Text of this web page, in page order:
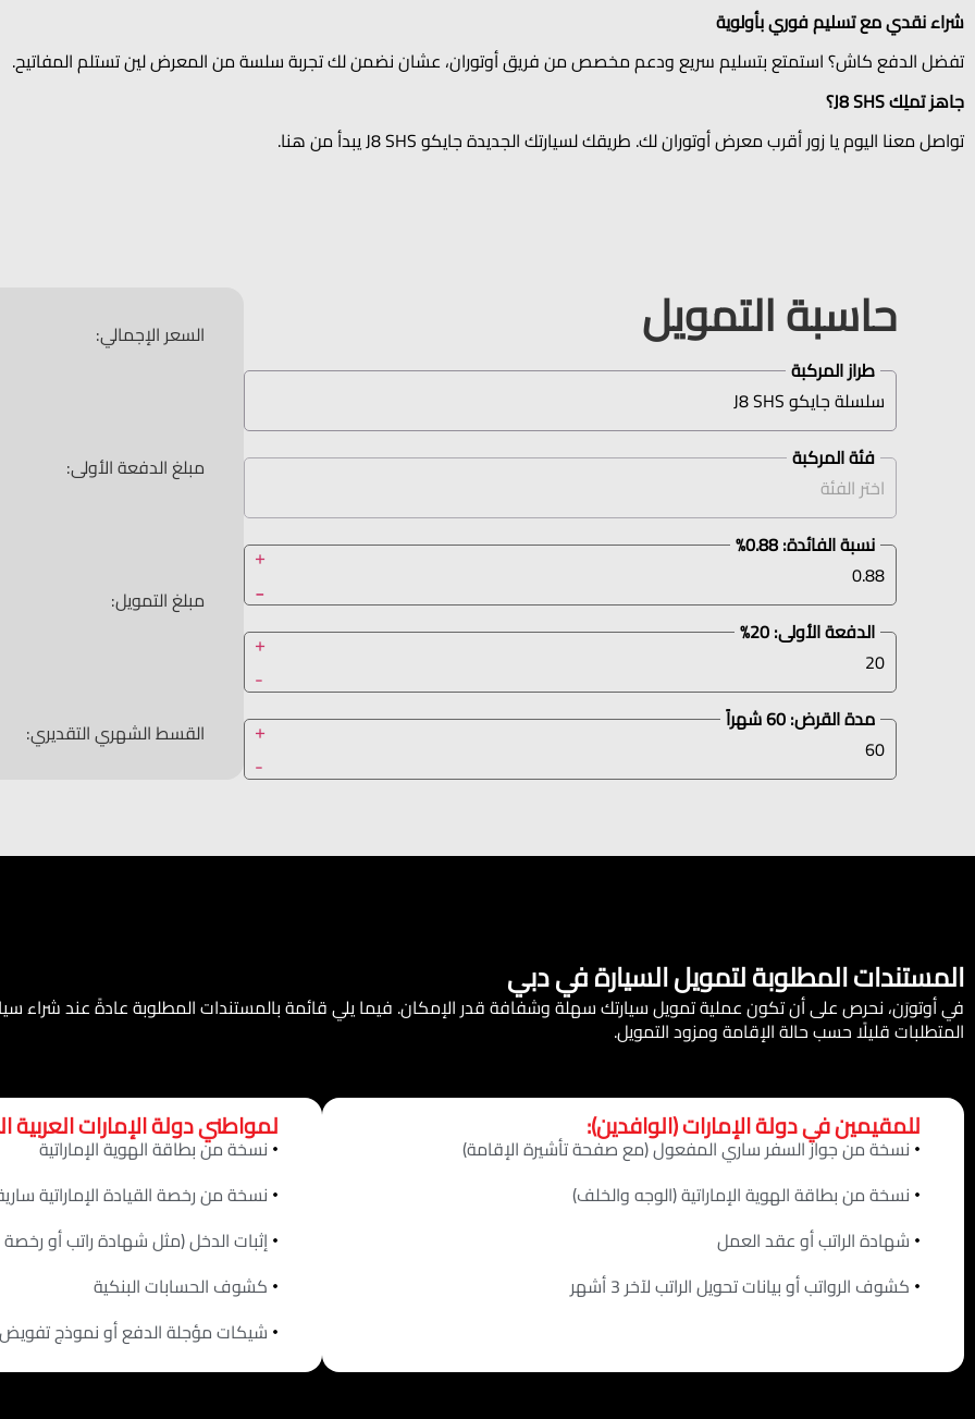
شراء نقدي مع تسليم فوري بأولوية
تفضل الدفع كاش؟ استمتع بتسليم سريع ودعم مخصص من فريق أوتوران، عشان نضمن لك تجربة سلسة من المعرض لين تستلم المفاتيح.
جاهز تملِك J8 SHS؟
تواصل معنا اليوم یا زور أقرب معرض أوتوران لك. طريقك لسيارتك الجديدة جايكو J8 SHS يبدأ من هنا.
حاسبة التمويل
طراز المركبة
فئة المركبة
نسبة الفائدة:0.88
%
-
+
الدفعة الأولى:20
%
-
+
مدة القرض:60شهراً
-
+
السعر الإجمالي:
مبلغ الدفعة الأولى:
مبلغ التمويل:
القسط الشهري التقديري:
المستندات المطلوبة لتمويل السيارة في دبي
في أوتورَن، نحرص على أن تكون عملية تمويل سيارتك سهلة وشفافة قدر الإمكان. فيما يلي قائمة بالمستندات المطلوبة عادةً عند شراء
المتطلبات قليلًا حسب حالة الإقامة ومزود التمويل.
للمقيمين في دولة الإمارات (الوافدين):
نسخة من جواز السفر ساري المفعول (مع صفحة تأشيرة الإقامة)
نسخة من بطاقة الهوية الإماراتية (الوجه والخلف)
شهادة الراتب أو عقد العمل
كشوف الرواتب أو بيانات تحويل الراتب لآخر 3 أشهر
لمواطني دولة الإمارات العربية
نسخة من بطاقة الهوية الإماراتية
نسخة من رخصة القيادة الإماراتية
إثبات الدخل (مثل شهادة راتب أو
كشوف الحسابات البنكية
شيكات مؤجلة الدفع أو نموذج تفويض